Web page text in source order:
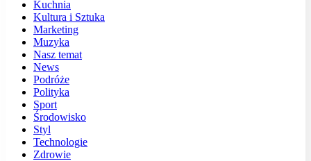
Kuchnia
Kultura i Sztuka
Marketing
Muzyka
Nasz temat
News
Podróże
Polityka
Sport
Środowisko
Styl
Technologie
Zdrowie